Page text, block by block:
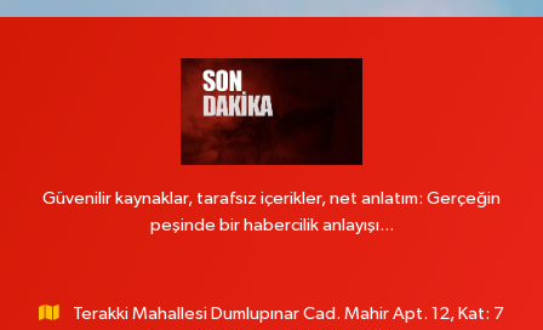
Güvenilir kaynaklar, tarafsız içerikler, net anlatım: Gerçeğin
peşinde bir habercilik anlayışı...
Terakki Mahallesi Dumlupınar Cad. Mahir Apt. 12, Kat: 7